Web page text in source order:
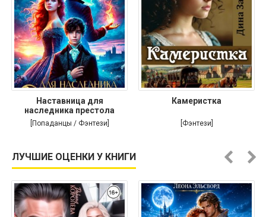
Наставница для
наследника престола
[Попаданцы / Фэнтези]
Камеристка
[Фэнтези]
ЛУЧШИЕ ОЦЕНКИ У КНИГИ